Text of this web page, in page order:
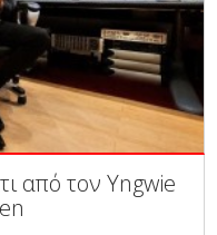
από τον Yngwie